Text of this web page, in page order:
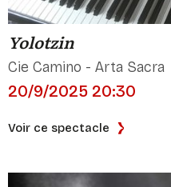
Yolotzin
Cie Camino - Arta Sacra
20/9/2025 20:30
Voir ce spectacle